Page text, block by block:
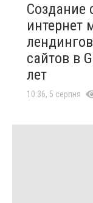
Создание
интернет
сайтов в
лет
10:36, 5 серпня